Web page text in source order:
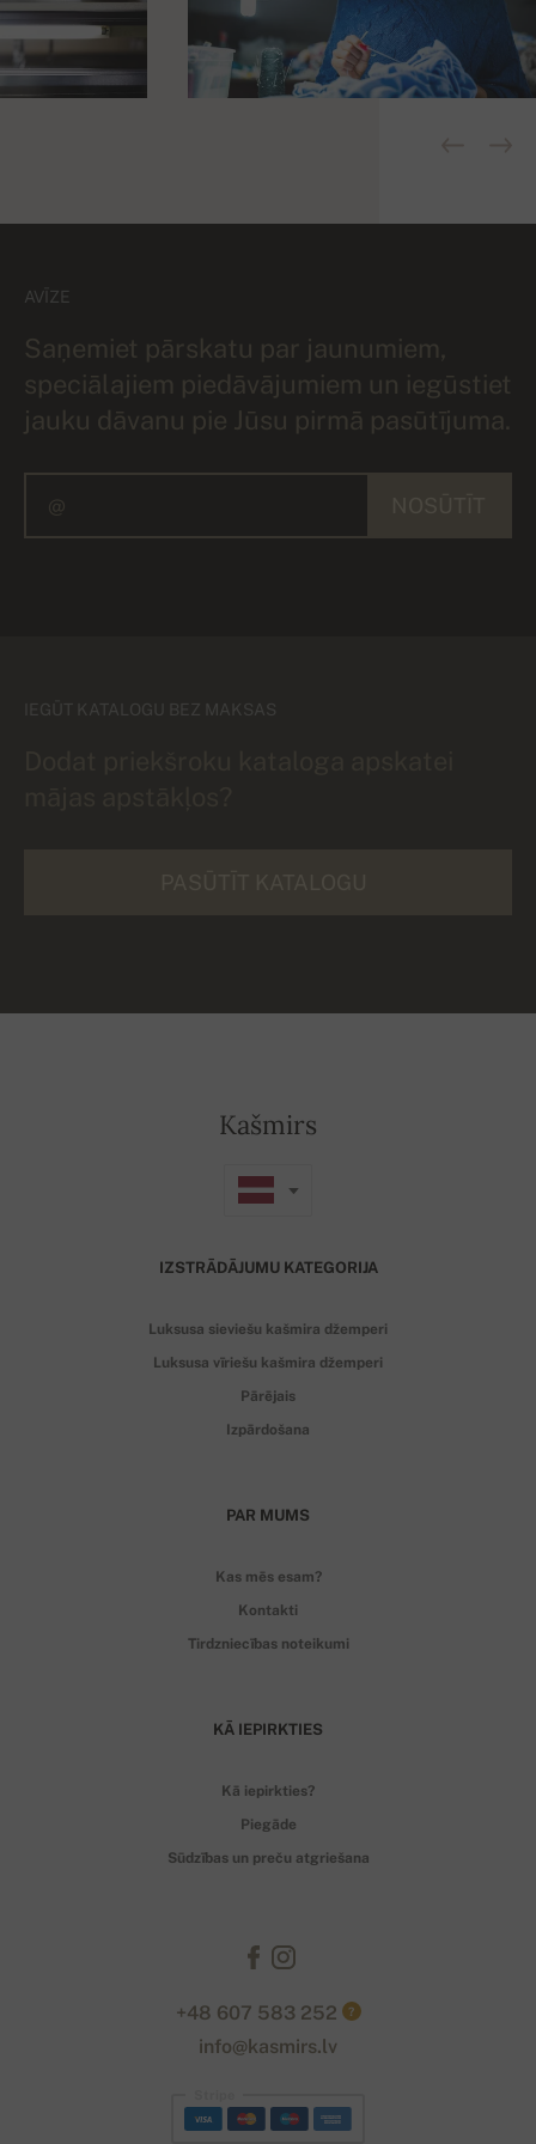
AVĪZE
Saņemiet pārskatu par jaunumiem,
speciālajiem piedāvājumiem un iegūstiet
jauku dāvanu pie Jūsu pirmā pasūtījuma.
IEGŪT KATALOGU BEZ MAKSAS
Kašmirs
IZSTRĀDĀJUMU KATEGORIJA
Luksusa sieviešu kašmira džemperi
Luksusa vīriešu kašmira džemperi
Pārējais
Izpārdošana
PAR MUMS
Kas mēs esam?
Kontakti
Tirdzniecības noteikumi
KĀ IEPIRKTIES
Kā iepirkties?
Piegāde
Sūdzības un preču atgriešana
+48 607 583 252 ?
info@kasmirs.lv